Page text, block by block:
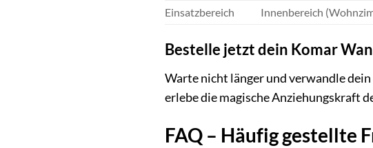
Einsatzbereich
Innenbereich
Bestelle jetzt dein Komar
Warte nicht länger und verwandle
erlebe die magische Anziehungskraft
FAQ – Häufig gestellte